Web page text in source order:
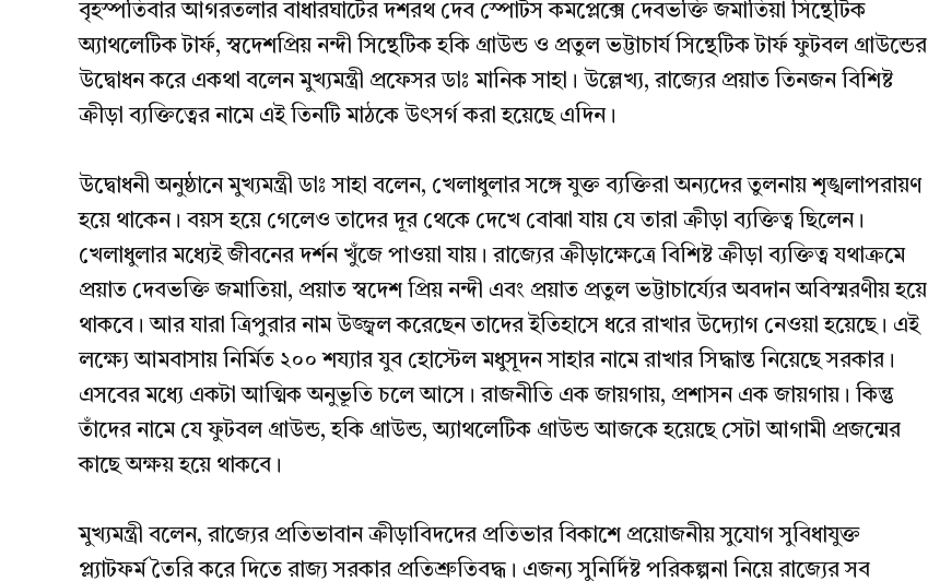
বৃহস্পতিবার আগরতলার বাধারঘাটের দশরথ দেব স্পোর্টস কমপ্লেক্সে দেবভক্তি জমাতিয়া সিন্থেটিক
অ্যাথলেটিক টার্ফ, স্বদেশপ্রিয় নন্দী সিন্থেটিক হকি গ্রাউন্ড ও প্রতুল ভট্টাচার্য সিন্থেটিক টার্ফ ফুটবল গ্রাউন্ডের
উদ্বোধন করে একথা বলেন মুখ্যমন্ত্রী প্রফেসর ডাঃ মানিক সাহা। উল্লেখ্য, রাজ্যের প্রয়াত তিনজন বিশিষ্ট
ক্রীড়া ব্যক্তিত্বের নামে এই তিনটি মাঠকে উৎসর্গ করা হয়েছে এদিন।
উদ্বোধনী অনুষ্ঠানে মুখ্যমন্ত্রী ডাঃ সাহা বলেন, খেলাধুলার সঙ্গে যুক্ত ব্যক্তিরা অন্যদের তুলনায় শৃঙ্খলাপরায়ণ
হয়ে থাকেন। বয়স হয়ে গেলেও তাদের দূর থেকে দেখে বোঝা যায় যে তারা ক্রীড়া ব্যক্তিত্ব ছিলেন।
খেলাধুলার মধ্যেই জীবনের দর্শন খুঁজে পাওয়া যায়। রাজ্যের ক্রীড়াক্ষেত্রে বিশিষ্ট ক্রীড়া ব্যক্তিত্ব যথাক্রমে
প্রয়াত দেবভক্তি জমাতিয়া, প্রয়াত স্বদেশ প্রিয় নন্দী এবং প্রয়াত প্রতুল ভট্টাচার্য্যের অবদান অবিস্মরণীয় হয়ে
থাকবে। আর যারা ত্রিপুরার নাম উজ্জ্বল করেছেন তাদের ইতিহাসে ধরে রাখার উদ্যোগ নেওয়া হয়েছে। এই
লক্ষ্যে আমবাসায় নির্মিত ২০০ শয্যার যুব হোস্টেল মধুসূদন সাহার নামে রাখার সিদ্ধান্ত নিয়েছে সরকার।
এসবের মধ্যে একটা আত্মিক অনুভূতি চলে আসে। রাজনীতি এক জায়গায়, প্রশাসন এক জায়গায়। কিন্তু
তাঁদের নামে যে ফুটবল গ্রাউন্ড, হকি গ্রাউন্ড, অ্যাথলেটিক গ্রাউন্ড আজকে হয়েছে সেটা আগামী প্রজন্মের
কাছে অক্ষয় হয়ে থাকবে।
মুখ্যমন্ত্রী বলেন, রাজ্যের প্রতিভাবান ক্রীড়াবিদদের প্রতিভার বিকাশে প্রয়োজনীয় সুযোগ সুবিধাযুক্ত
প্ল্যাটফর্ম তৈরি করে দিতে রাজ্য সরকার প্রতিশ্রুতিবদ্ধ। এজন্য সুনির্দিষ্ট পরিকল্পনা নিয়ে রাজ্যের সব